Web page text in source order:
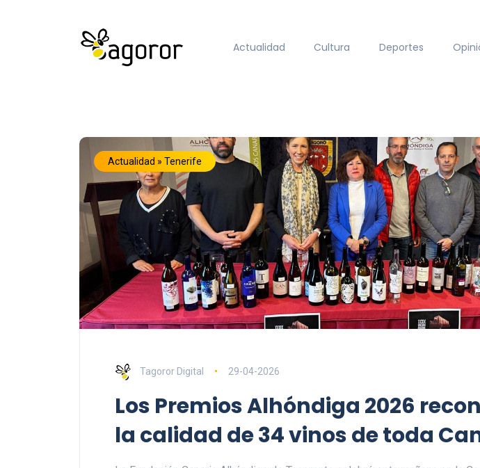
Actualidad Cultura Deportes
Actualidad » Tenerife
Tagoror Digital 29-04-2026
Los Premios Alhóndiga 2026
la calidad de 34 vinos de toda